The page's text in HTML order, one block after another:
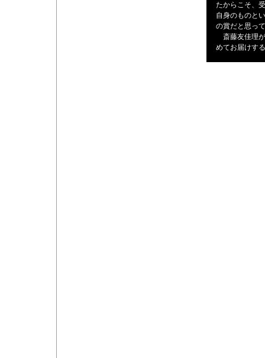
たからこそ、
自身のものと
の賞だと思っ
斎藤友佳理
めてお届けす